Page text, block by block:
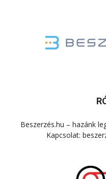
Beszerzés.hu – hazánk
Kapcsolat: